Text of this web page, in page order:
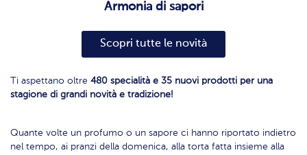
Armonia di sapori
Scopri tutte le novità
Ti aspettano oltre 480 specialità e 35 nuovi prodotti per una
stagione di grandi novità e tradizione!
Quante volte un profumo o un sapore ci hanno riportato indietro
nel tempo, ai pranzi della domenica, alla torta fatta insieme alla